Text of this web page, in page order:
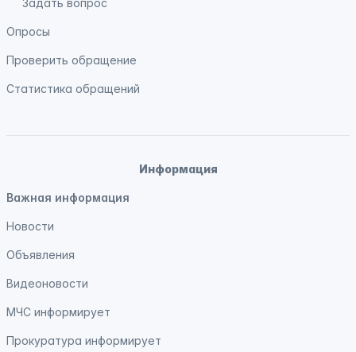
Задать вопрос
Опросы
Проверить обращение
Статистика обращений
Информация
Важная информация
Новости
Объявления
Видеоновости
МЧС информирует
Прокуратура информирует